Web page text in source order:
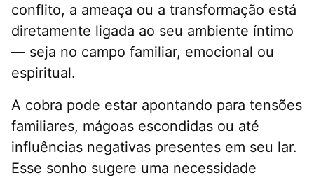
conflito, a ameaça ou a transformação está
diretamente ligada ao seu ambiente íntimo
— seja no campo familiar, emocional ou
espiritual.
A cobra pode estar apontando para tensões
familiares, mágoas escondidas ou até
influências negativas presentes em seu lar.
Esse sonho sugere uma necessidade